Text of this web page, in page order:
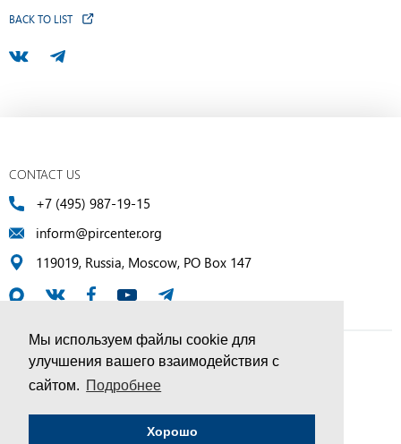
Мы используем файлы cookie для
улучшения вашего взаимодействия с
сайтом. Подробнее
Хорошо
BACK TO LIST
CONTACT US
+7 (495) 987-19-15
inform@pircenter.org
119019, Russia, Moscow, PO Box 147
© PIR Center, 1994–2025 | All Rights Reserved
Соглашение об обработке персональных данных